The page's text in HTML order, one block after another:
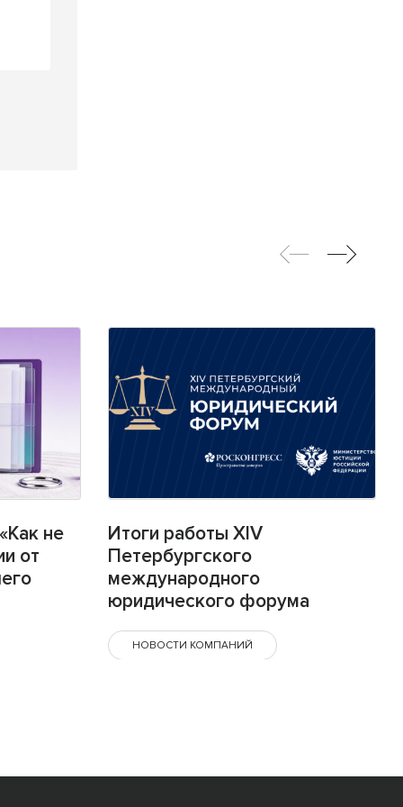
не
от
Итоги работы XIV
Петербургского
международного
юридического форума
НОВОСТИ КОМПАНИЙ